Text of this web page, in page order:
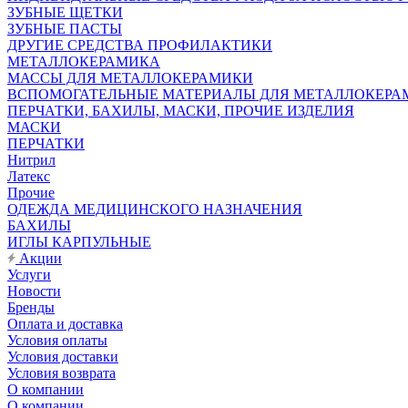
ЗУБНЫЕ ЩЕТКИ
ЗУБНЫЕ ПАСТЫ
ДРУГИЕ СРЕДСТВА ПРОФИЛАКТИКИ
МЕТАЛЛОКЕРАМИКА
МАССЫ ДЛЯ МЕТАЛЛОКЕРАМИКИ
ВСПОМОГАТЕЛЬНЫЕ МАТЕРИАЛЫ ДЛЯ
ПЕРЧАТКИ, БАХИЛЫ, МАСКИ, ПРОЧИЕ ИЗДЕЛИЯ
МАСКИ
ПЕРЧАТКИ
Нитрил
Латекс
Прочие
ОДЕЖДА МЕДИЦИНСКОГО НАЗНАЧЕНИЯ
БАХИЛЫ
ИГЛЫ КАРПУЛЬНЫЕ
Акции
Услуги
Новости
Бренды
Оплата и доставка
Условия оплаты
Условия доставки
Условия возврата
О компании